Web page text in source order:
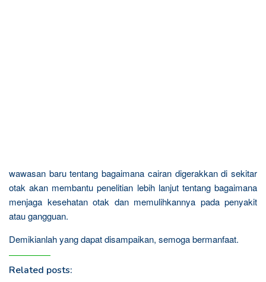
wawasan baru tentang bagaimana cairan digerakkan di sekitar
otak akan membantu penelitian lebih lanjut tentang bagaimana
menjaga kesehatan otak dan memulihkannya pada penyakit
atau gangguan.
Demikianlah yang dapat disampaikan, semoga bermanfaat.
Related posts: